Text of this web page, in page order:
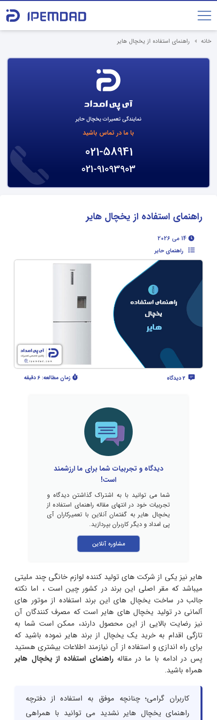
خانه راهنمای استفاده از یخچال هایر
نمایندگی تعمیرات یخچال حایر
با ما در تماس باشید
021-58941
021-91093903
راهنمای استفاده از یخچال هایر
راهنمای حایر
زمان مطالعه: 6 دقیقه
دیدگاه و تجربیات شما برای ما ارزشمند
است!
شما می توانید با به اشتراک گذاشتن دیدگاه و
تجربیات خود در انتهای مقاله راهنمای استفاده از
یخچال هایر به گفتمان آنلاین با تعمیرکاران آی
پی امداد و دیگر کاربران بپردازید.
مشاوره آنلاین
هایر نیز یکی از شرکت های تولید کننده لوازم خانگی چند ملیتی
میباشد که مقر اصلی این برند در کشور چین است ، اما نکته
جالب در ساخت یخچال های این برند استفاده از موتور های
آلمانی در تولید یخچال های هایر است که مصرف کنندگان آن
نیز رضایت بالایی از این محصول دارند، ممکن است شما به
تازگی اقدام به خرید یک یخچال از برند هایر نموده باشید که
برای راه اندازی و استفاده از آن نیازمند اطلاعات بیشتری هستید
پس در ادامه با ما در مقالهراهنمای استفاده از یخچال هایر
همراه باشید.
کاربران گرامی؛ چنانچه موفق به استفاده از دفترچه
راهنمای یخچال هایر نشدید می توانید با همراهی